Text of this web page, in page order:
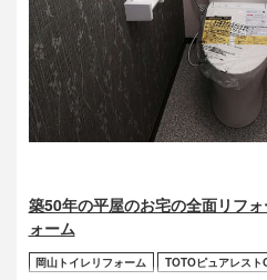
築50年の平屋のお宅の全面リフ
ォーム
岡山トイレリフォーム TOTOピュアレスト